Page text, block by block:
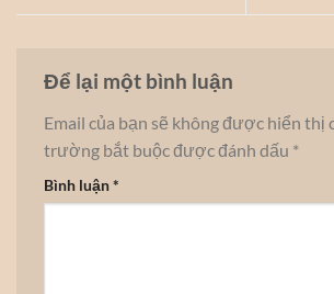
Để lại một bình luận
Email của bạn sẽ không được hiển thị
trường bắt buộc được đánh dấu *
Bình luận*